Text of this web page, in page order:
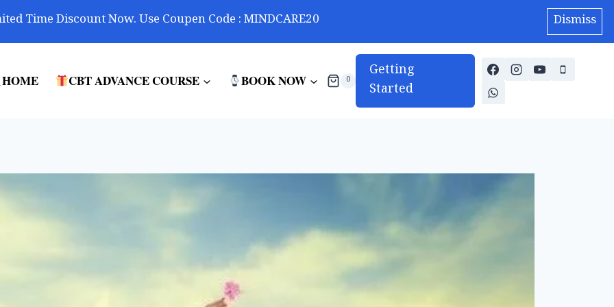
Time Discount Now. Use Coupen Code : MINDCARE20 Dismiss
HOME CBT ADVANCE COURSE BOOK NOW 0
Getting
Started